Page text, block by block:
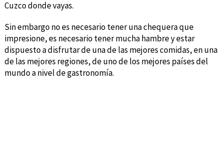
Cuzco donde vayas.
Sin embargo no es necesario tener una chequera que
impresione, es necesario tener mucha hambre y estar
dispuesto a disfrutar de una de las mejores comidas, en una
de las mejores regiones, de uno de los mejores países del
mundo a nivel de gastronomía.